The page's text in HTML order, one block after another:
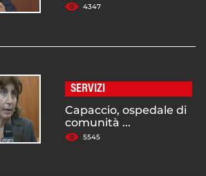
4347
SERVIZI
Capaccio, ospedale di
comunità ...
5545